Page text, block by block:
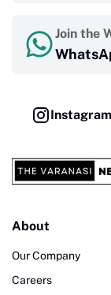
Join the
Instagram
About
Our Company
Careers